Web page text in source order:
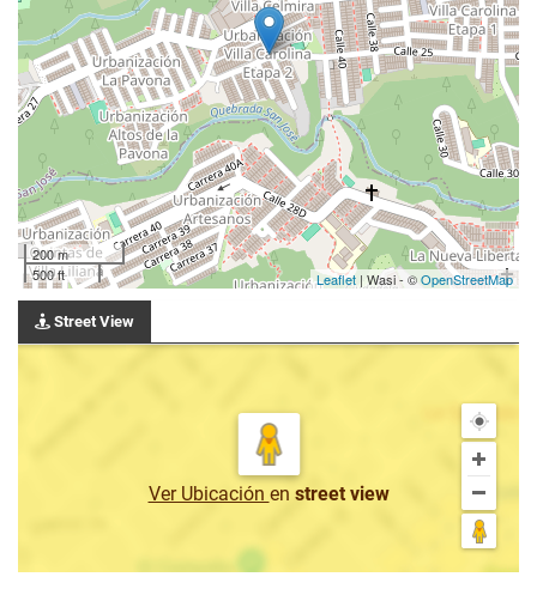
200 m
500 ft
Leaflet | Wasi - ©OpenStreetMap
Street View
Ver Ubicación en street view